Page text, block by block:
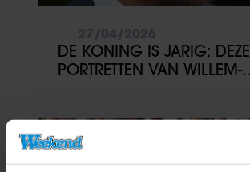
DE KONING IS JARIG: DEZE
PORTRETTEN VAN WILLEM-